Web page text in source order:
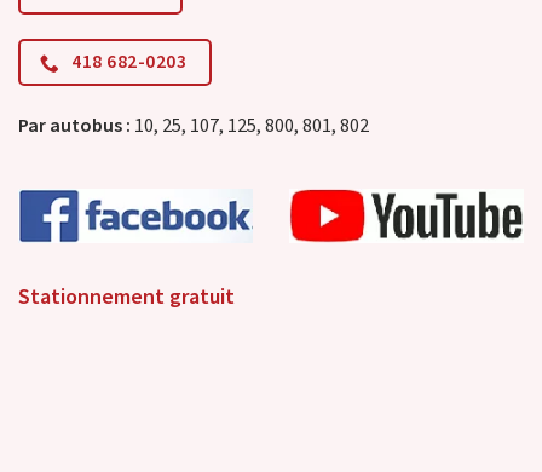
418 682-0203
Par autobus : 10, 25, 107, 125, 800, 801, 802
Stationnement gratuit